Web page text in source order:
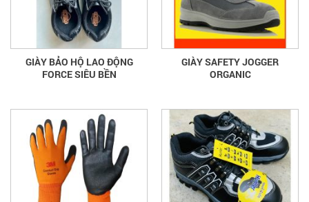
GIÀY BẢO HỘ LAO ĐỘNG
FORCE SIÊU BỀN
GIÀY SAFETY JOGGER
ORGANIC